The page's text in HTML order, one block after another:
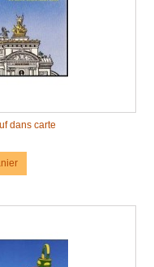
dans carte